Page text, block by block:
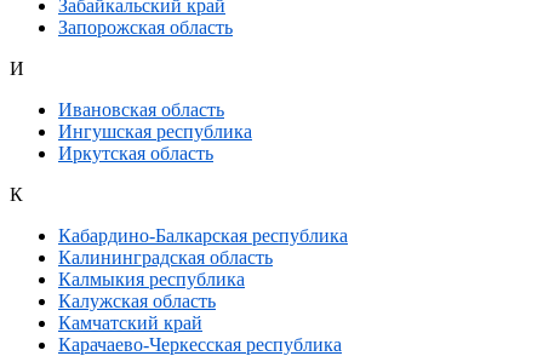
Забайкальский край
Запорожская область
И
Ивановская область
Ингушская республика
Иркутская область
К
Кабардино-Балкарская республика
Калининградская область
Калмыкия республика
Калужская область
Камчатский край
Карачаево-Черкесская республика